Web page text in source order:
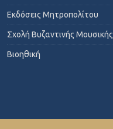
Εκδόσεις Μητροπολίτου
Σχολή Βυζαντινής Μουσικής
Βιοηθική